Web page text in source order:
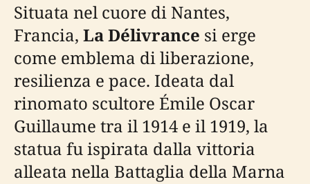
Situata nel cuore di Nantes,
Francia, La Délivrance si erge
come emblema di liberazione,
resilienza e pace. Ideata dal
rinomato scultore Émile Oscar
Guillaume tra il 1914 e il 1919, la
statua fu ispirata dalla vittoria
alleata nella Battaglia della Marna